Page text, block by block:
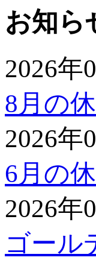
お知ら
2026年
8月の
2026年
6月の
2026年
ゴール